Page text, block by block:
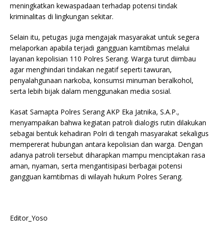
meningkatkan kewaspadaan terhadap potensi tindak
kriminalitas di lingkungan sekitar.
Selain itu, petugas juga mengajak masyarakat untuk segera
melaporkan apabila terjadi gangguan kamtibmas melalui
layanan kepolisian 110 Polres Serang. Warga turut diimbau
agar menghindari tindakan negatif seperti tawuran,
penyalahgunaan narkoba, konsumsi minuman beralkohol,
serta lebih bijak dalam menggunakan media sosial.
Kasat Samapta Polres Serang AKP Eka Jatnika, S.A.P.,
menyampaikan bahwa kegiatan patroli dialogis rutin dilakukan
sebagai bentuk kehadiran Polri di tengah masyarakat sekaligus
mempererat hubungan antara kepolisian dan warga. Dengan
adanya patroli tersebut diharapkan mampu menciptakan rasa
aman, nyaman, serta mengantisipasi berbagai potensi
gangguan kamtibmas di wilayah hukum Polres Serang.
Editor_Yoso